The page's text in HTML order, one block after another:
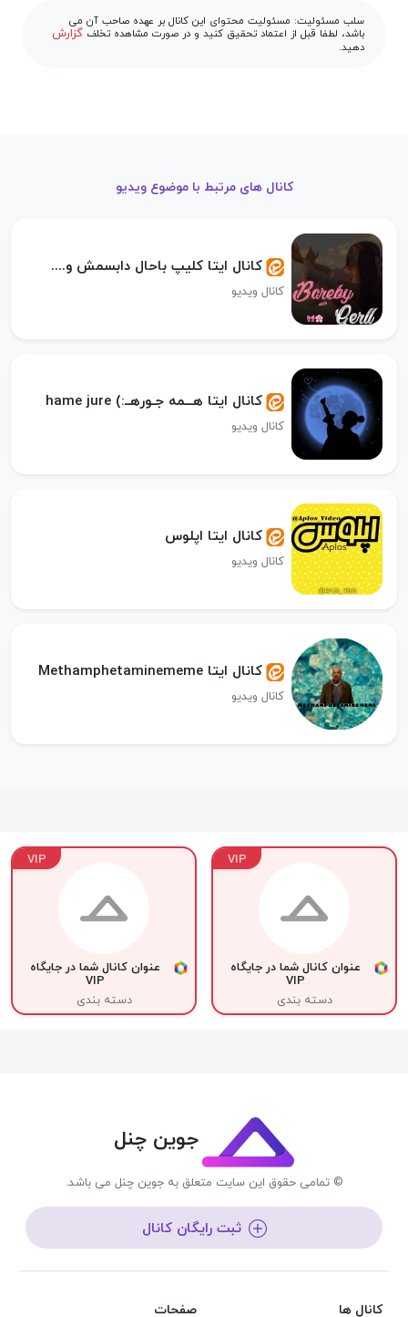
سلب مسئولیت: مسئولیت محتوای این کانال بر عهده صاحب آن می
باشد، لطفا قبل از اعتماد تحقیق کنید و در صورت مشاهده تخلف گزارش
دهید.
کانال های مرتبط با موضوع ویدیو
کانال ایتا کلیپ باحال دابسمش و....
کانال ویدیو
کانال ایتا هـــمه جـورهــ:) hame jure
کانال ویدیو
کانال ایتا اپلوس
کانال ویدیو
کانال ایتا Methamphetamine‌‌‌‌‌meme
کانال ویدیو
VIP
عنوان کانال شما در جایگاه
VIP
دسته بندی
VIP
عنوان کانال شما در جایگاه
VIP
دسته بندی
جوین چنل
© تمامی حقوق این سایت متعلق به جوین چنل می باشد.
ثبت رایگان کانال
کانال ها صفحات